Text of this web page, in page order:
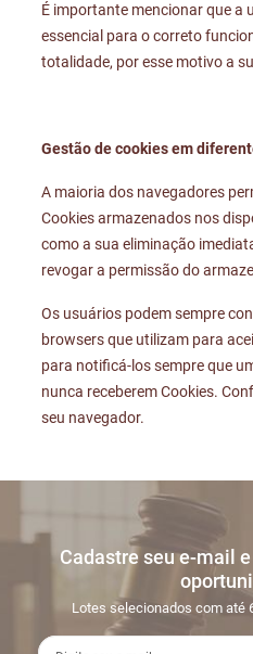
É importante mencionar que a
essencial para o correto
totalidade, por esse motivo a
Gestão de cookies em
A maioria dos navegadores
Cookies armazenados nos
como a sua eliminação
revogar a permissão do
Os usuários podem sempre
browsers que utilizam para
para notificá-los sempre que
nunca receberem Cookies.
seu navegador.
Cadastre seu e-mail
Lotes selecionados com até